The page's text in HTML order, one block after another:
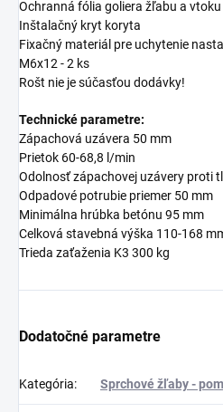
Ochranná fólia goliera žľabu a
Inštalačný kryt koryta
Fixačný materiál pre uchytenie
M6x12 - 2 ks
Rošt nie je súčasťou dodávky!
Technické parametre:
Zápachová uzávera 50 mm
Prietok 60-68,8 l/min
Odolnosť zápachovej uzávery proti
Odpadové potrubie priemer 50 mm
Minimálna hrúbka betónu 95 mm
Celková stavebná výška 110-168
Trieda zaťaženia K3 300 kg
Dodatočné parametre
Kategória: Sprchové žľaby -